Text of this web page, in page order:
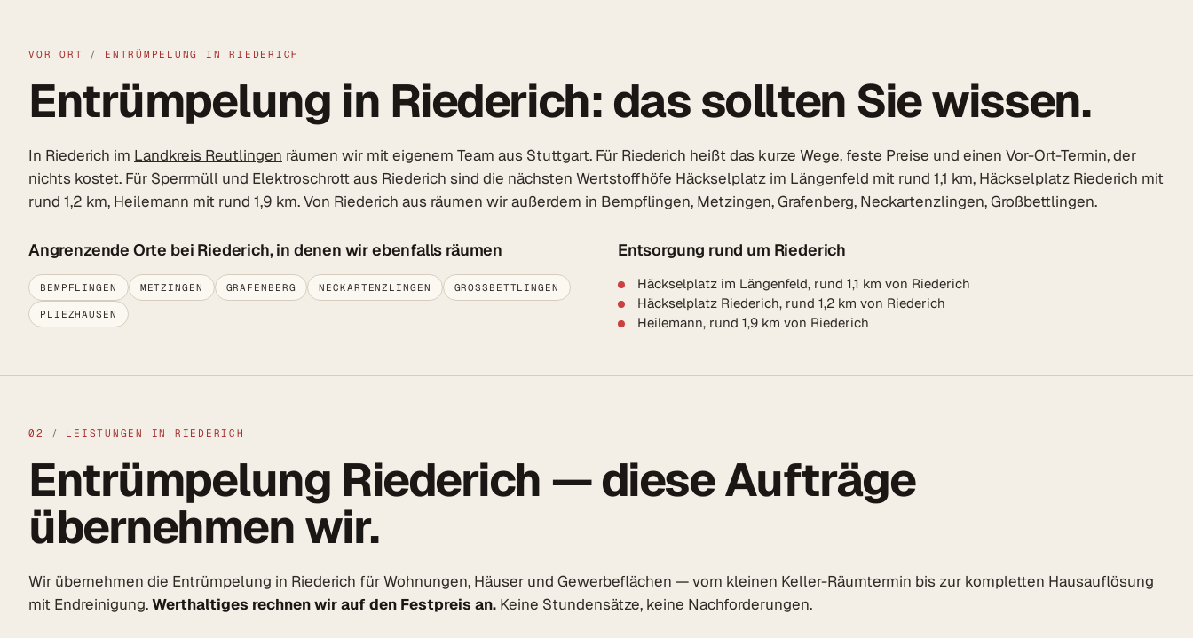
VOR ORT / ENTRÜMPELUNG IN RIEDERICH
Entrümpelung in Riederich: das sollten Sie wissen.
In Riederich im Landkreis Reutlingen räumen wir mit eigenem Team aus Stuttgart. Für Riederich heißt das kurze Wege, feste Preise und einen Vor-Ort-Termin, der
nichts kostet. Für Sperrmüll und Elektroschrott aus Riederich sind die nächsten Wertstoffhöfe Häckselplatz im Längenfeld mit rund 1,1 km, Häckselplatz Riederich mit
rund 1,2 km, Heilemann mit rund 1,9 km. Von Riederich aus räumen wir außerdem in Bempflingen, Metzingen, Grafenberg, Neckartenzlingen, Großbettlingen.
Angrenzende Orte bei Riederich, in denen wir ebenfalls räumen
BEMPFLINGEN METZINGEN GRAFENBERG NECKARTENZLINGEN GROSSBETTLINGEN
PLIEZHAUSEN
Entsorgung rund um Riederich
Häckselplatz im Längenfeld, rund 1,1 km von Riederich
Häckselplatz Riederich, rund 1,2 km von Riederich
Heilemann, rund 1,9 km von Riederich
02 / LEISTUNGEN IN RIEDERICH
Entrümpelung Riederich — diese Aufträge
übernehmen wir.
Wir übernehmen die Entrümpelung in Riederich für Wohnungen, Häuser und Gewerbeflächen — vom kleinen Keller-Räumtermin bis zur kompletten Hausauflösung
mit Endreinigung.Werthaltiges rechnen wir auf den Festpreis an. Keine Stundensätze, keine Nachforderungen.